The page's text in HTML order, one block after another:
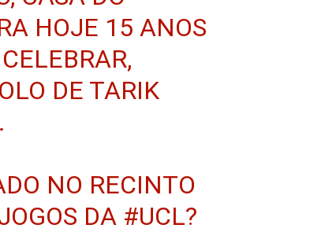
HOJE 15 ANOS
DE TARIK
NO RECINTO
DA #UCL?